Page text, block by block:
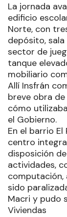
La jornada
edificio
Norte, con
depósito, sala
sector de
tanque
mobiliario
Allí Insfrán
breve obra
cómo
el Gobierno.
En el barrio
centro
disposición
actividades,
computación,
sido
Macri y pudo
Viviendas